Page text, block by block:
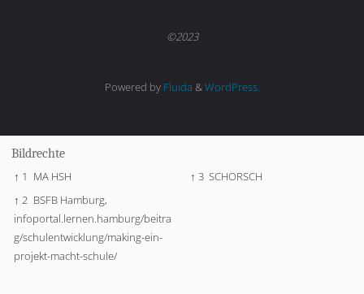
©2023
Powered byFluida &WordPress.
Bildrechte
↑ 1 MA HSH
↑ 2 BSFB Hamburg,
infoportal.lernen.hamburg/beitra
g/schulentwicklung/making-ein-
projekt-macht-schule/
↑ 3 SCHORSCH